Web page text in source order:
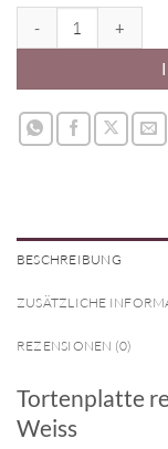
BESCHREIBUNG
ZUSÄTZLICHE
REZENSIONEN (0)
Tortenplatte
Weiss